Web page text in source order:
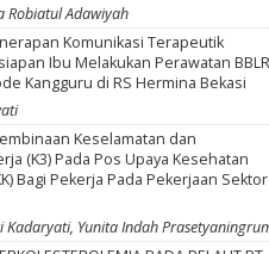
Robiatul Adawiyah
Komunikasi Terapeutik
Ibu Melakukan Perawatan BBLR
Kangguru di RS Hermina Bekasi
Keselamatan dan
(K3) Pada Pos Upaya Kesehatan
Bagi Pekerja Pada Pekerjaan Sektor
Kadaryati, Yunita Indah